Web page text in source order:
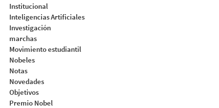
Institucional
Inteligencias Artificiales
Investigación
marchas
Movimiento estudiantil
Nobeles
Notas
Novedades
Objetivos
Premio Nobel